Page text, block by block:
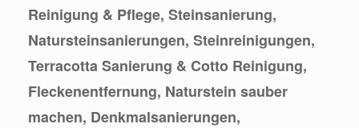
Reinigung & Pflege, Steinsanierung,
Natursteinsanierungen, Steinreinigungen,
Terracotta Sanierung & Cotto Reinigung,
Fleckenentfernung, Naturstein sauber
machen, Denkmalsanierungen,